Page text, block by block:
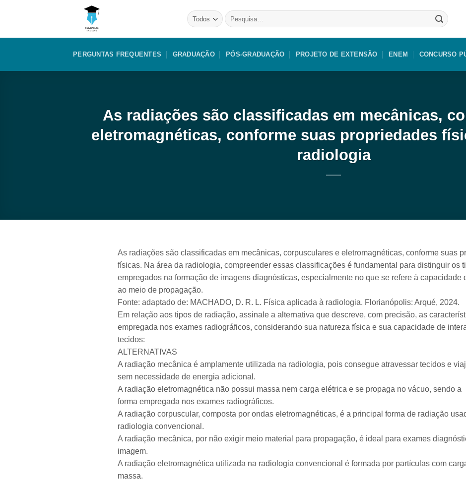
Pesquisar
por:
PERGUNTAS FREQUENTES GRADUAÇÃO PÓS-GRADUAÇÃO PROJETO DE EXTENSÃO ENEM CONCURSO
As radiações são classificadas em mecânicas,
eletromagnéticas, conforme suas propriedades
radiologia
As radiações são classificadas em mecânicas, corpusculares e eletromagnéticas, conforme suas
físicas. Na área da radiologia, compreender essas classificações é fundamental para distinguir os
empregados na formação de imagens diagnósticas, especialmente no que se refere à capacidade
ao meio de propagação.
Fonte: adaptado de: MACHADO, D. R. L. Física aplicada à radiologia. Florianópolis: Arqué, 2024.
Em relação aos tipos de radiação, assinale a alternativa que descreve, com precisão, as
empregada nos exames radiográficos, considerando sua natureza física e sua capacidade de
tecidos:
ALTERNATIVAS
A radiação mecânica é amplamente utilizada na radiologia, pois consegue atravessar tecidos e
sem necessidade de energia adicional.
A radiação eletromagnética não possui massa nem carga elétrica e se propaga no vácuo, sendo a
forma empregada nos exames radiográficos.
A radiação corpuscular, composta por ondas eletromagnéticas, é a principal forma de radiação
radiologia convencional.
A radiação mecânica, por não exigir meio material para propagação, é ideal para exames
imagem.
A radiação eletromagnética utilizada na radiologia convencional é formada por partículas com
massa.